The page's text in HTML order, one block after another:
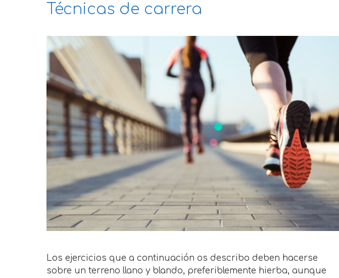
Técnicas de carrera
Los ejercicios que a continuación os describo deben hacerse
sobre un terreno llano y blando, preferiblemente hierba, aunque